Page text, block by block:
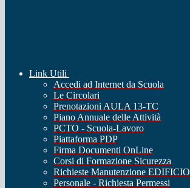
Link Utili
Accedi ad Internet da Scuola
Le Circolari
Prenotazioni AULA 13-TC
Piano Annuale delle Attività
PCTO - Scuola-Lavoro
Piattaforma PDP
Firma Documenti OnLine
Corsi di Formazione Sicurezza
Richieste Manutenzione EDIFICIO
Personale - Richiesta Permessi